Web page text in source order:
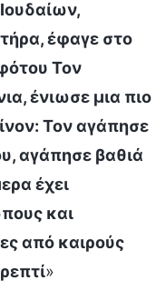
έφαγε στο
Τον
ένιωσε μια πιο
Τον αγάπησε
αγάπησε βαθιά
έχει
και
από καιρούς
»